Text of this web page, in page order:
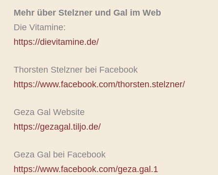
Mehr über Stelzner und Gal im Web
Die Vitamine:
https://dievitamine.de/
Thorsten Stelzner bei Facebook
https://www.facebook.com/thorsten.stelzner/
Geza Gal Website
https://gezagal.tiljo.de/
Geza Gal bei Facebook
https://www.facebook.com/geza.gal.1